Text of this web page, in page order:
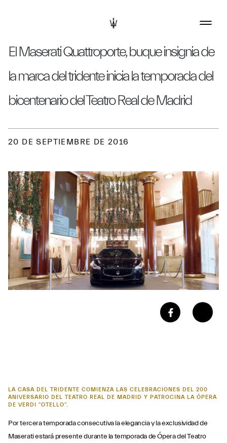
El Maserati Quattroporte, buque insignia de
la marca del tridente inicia la temporada del
bicentenario del Teatro Real de Madrid
20 DE SEPTIEMBRE DE 2016
LA CASA DEL TRIDENTE COMIENZA LAS CELEBRACIONES DEL 200
ANIVERSARIO DEL TEATRO REAL DE MADRID Y PATROCINA LA ÓPERA
DE VERDI “OTELLO”.
Por tercera temporada consecutiva la elegancia y la exclusividad de
Maserati estará presente durante la temporada de Ópera del Teatro